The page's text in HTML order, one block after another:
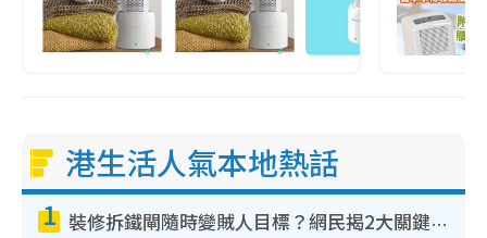
港生活人氣本地熱話
1 裝修拆鐵閘隨時變賊人目標？網民揭2大關鍵用途：裝新式等於白裝？附新舊鐵閘分別